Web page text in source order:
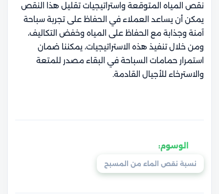
نقص المياه المتوقعة واستراتيجيات تقليل هذا النقص
يمكن أن يساعد العملاء في الحفاظ على تجربة سباحة
آمنة وجذابة مع الحفاظ على المياه وخفض التكاليف،
ومن خلال تنفيذ هذه الاستراتيجيات، يمكننا ضمان
استمرار حمامات السباحة في البقاء مصدر للمتعة
والاسترخاء للأجيال القادمة.
الوسوم:
نسبة نقص الماء من المسبح